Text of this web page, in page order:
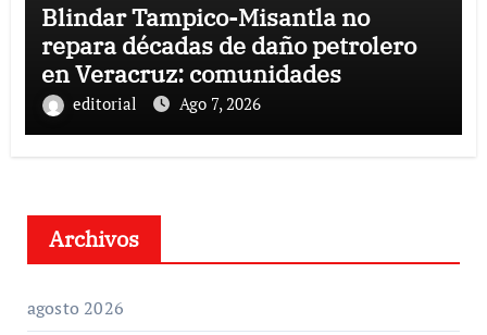
Blindar Tampico-Misantla no
repara décadas de daño petrolero
en Veracruz: comunidades
editorial Ago 7, 2026
Archivos
agosto 2026